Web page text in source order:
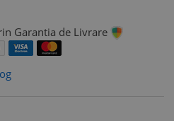
Garantia de Livrare